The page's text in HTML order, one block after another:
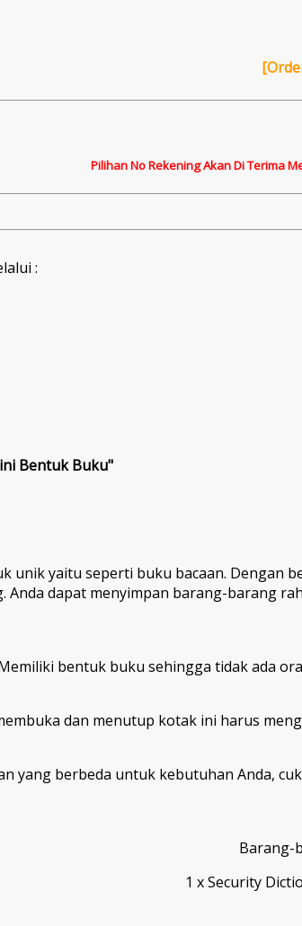
[
Pilihan No Rekening Akan Di Terima
:
Bentuk Buku"
unik yaitu seperti buku bacaan. Dengan
Anda dapat menyimpan barang-barang
bentuk buku sehingga tidak ada
dan menutup kotak ini harus
yang berbeda untuk kebutuhan Anda,
Barang-
1 x Security